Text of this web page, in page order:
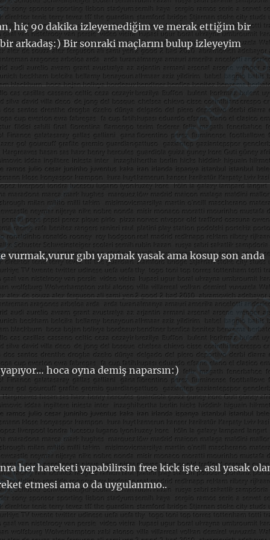
hiç 90 dakika izleyemediğim ve merak ettiğim bir
arkadaş:) Bir sonraki maçlarını bulup izleyeyim
vurmak,vurur gıbı yapmak yasak ama kosup son anda
hoca oyna demiş naparsın:)
her hareketi yapabilirsin free kick işte. asıl yasak
etmesi ama o da uygulanmıo..